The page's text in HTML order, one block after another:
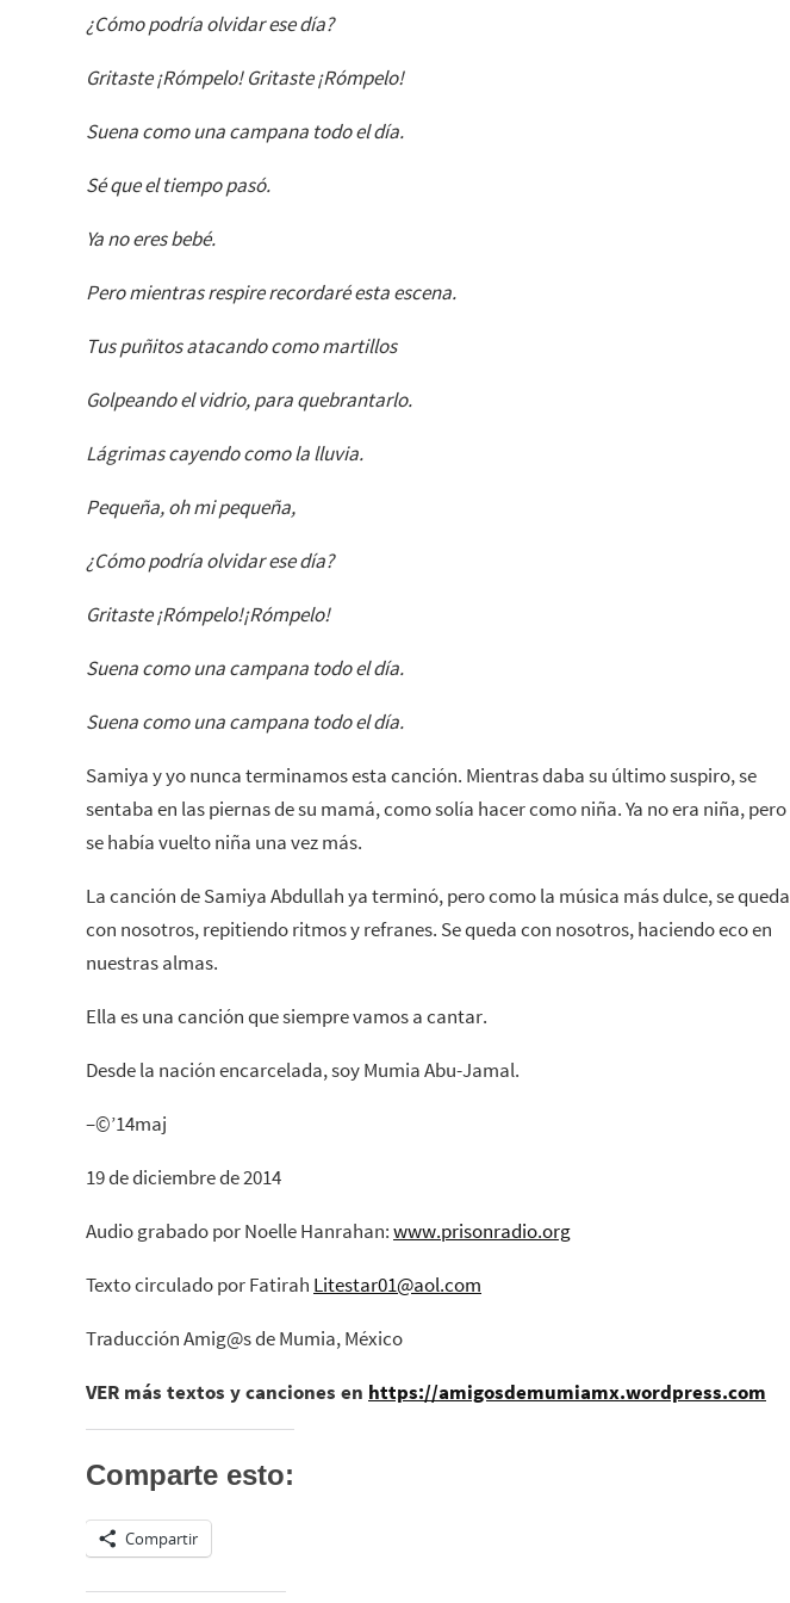
¿Cómo podría olvidar ese día?
Gritaste ¡Rómpelo! Gritaste ¡Rómpelo!
Suena como una campana todo el día.
Sé que el tiempo pasó.
Ya no eres bebé.
Pero mientras respire recordaré esta escena.
Tus puñitos atacando como martillos
Golpeando el vidrio, para quebrantarlo.
Lágrimas cayendo como la lluvia.
Pequeña, oh mi pequeña,
¿Cómo podría olvidar ese día?
Gritaste ¡Rómpelo!¡Rómpelo!
Suena como una campana todo el día.
Suena como una campana todo el día.
Samiya y yo nunca terminamos esta canción. Mientras daba su último suspiro, se
sentaba en las piernas de su mamá, como solía hacer como niña. Ya no era niña, pero
se había vuelto niña una vez más.
La canción de Samiya Abdullah ya terminó, pero como la música más dulce, se queda
con nosotros, repitiendo ritmos y refranes. Se queda con nosotros, haciendo eco en
nuestras almas.
Ella es una canción que siempre vamos a cantar.
Desde la nación encarcelada, soy Mumia Abu-Jamal.
–©’14maj
19 de diciembre de 2014
Audio grabado por Noelle Hanrahan:www.prisonradio.org
Texto circulado por Fatirah Litestar01@aol.com
Traducción Amig@s de Mumia, México
VER más textos y canciones en https://amigosdemumiamx.wordpress.com
Comparte esto:
Compartir